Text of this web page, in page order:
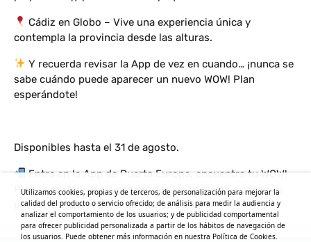
Cádiz en Globo – Vive una experiencia única y
contempla la provincia desde las alturas.
Y recuerda revisar la App de vez en cuando… ¡nunca se
sabe cuándo puede aparecer un nuevo WOW! Plan
esperándote!
Disponibles hasta el 31 de agosto.
Entra en la App de Puerta Europa, encuentra tu WOW!
Plan favorito y aprovecha todas las ventajas exclusivas
por formar parte del Club Puerta Europa.
Utilizamos cookies, propias y de terceros, de personalización para mejorar la
calidad del producto o servicio ofrecido; de análisis para medir la audiencia y
analizar el comportamiento de los usuarios; y de publicidad comportamental
para ofrecer publicidad personalizada a partir de los hábitos de navegación de
los usuarios. Puede obtener más información en nuestra Política de Cookies.